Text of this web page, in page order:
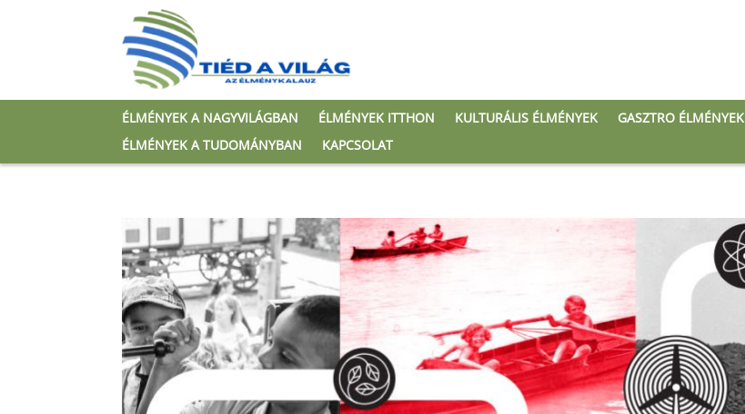
ÉLMÉNYEK A NAGYVILÁGBAN ÉLMÉNYEK ITTHON KULTURÁLIS ÉLMÉNYEK GASZTRO ÉLMÉNYEK
ÉLMÉNYEK A TUDOMÁNYBAN
KAPCSOLAT